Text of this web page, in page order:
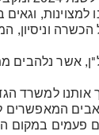
וגאים
הכשרה
אשר נלהבים
נתון ההופך
המאפשרים